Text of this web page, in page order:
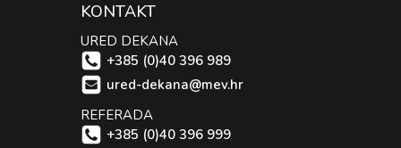
KONTAKT
URED DEKANA
+385 (0)40 396 989
ured-dekana@mev.hr
REFERADA
+385 (0)40 396 999